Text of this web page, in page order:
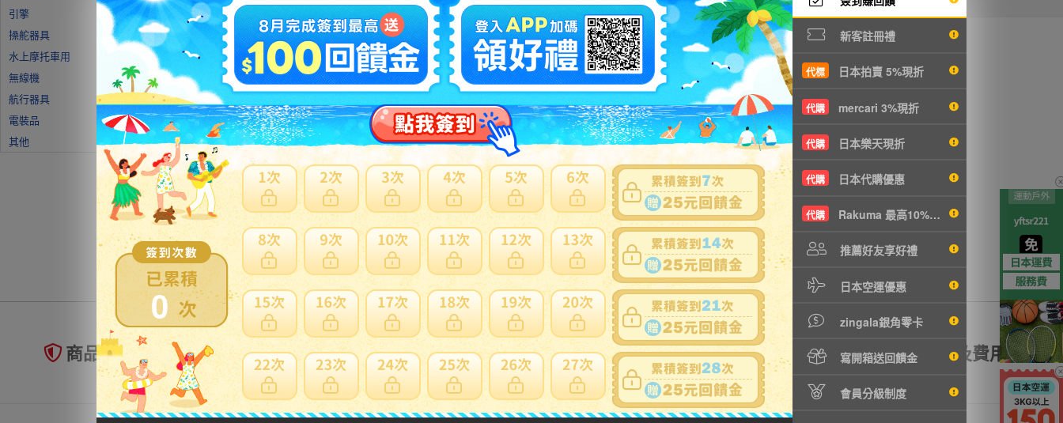
0
新客註冊禮
代標 日本拍賣 5%現折
代購 mercari 3%現折
代購 日本樂天現折
代購 日本代購優惠
代購 Rakuma 最高10%現折
推薦好友享好禮
日本空運優惠
zingala銀角零卡
寫開箱送回饋金
會員分級制度
引擎
操舵器具
水上摩托車用
無線機
航行器具
電裝品
其他
賣家GDShbCsuNvH1uHrA7XeYJUFB3FC9n沒有商品拍賣
0~0件 / 0件跳至頁
商品未到貨全額理賠 賣家寄錯全額處理 運送損壞全額理賠 全透明資訊及費用